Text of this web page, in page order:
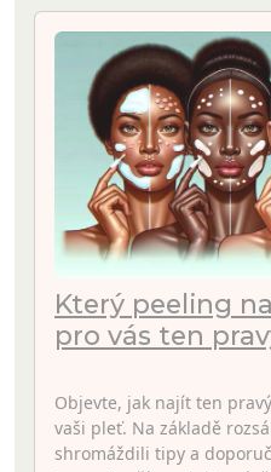
Který peeling
pro vás ten
Objevte, jak najít ten
vaši pleť. Na základě
shromáždili tipy a